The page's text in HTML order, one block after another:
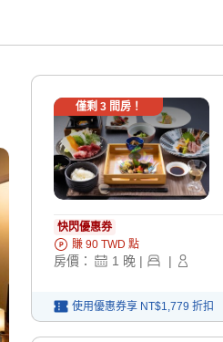
僅剩 3間房！
快閃優惠券
賺 90 TWD 點
房價： 1 晚 | |
使用優惠券享 NT$1,779 折扣